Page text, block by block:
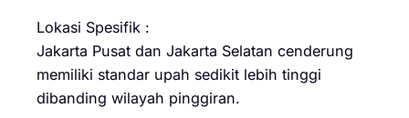
Lokasi Spesifik :
Jakarta Pusat dan Jakarta Selatan cenderung
memiliki standar upah sedikit lebih tinggi
dibanding wilayah pinggiran.